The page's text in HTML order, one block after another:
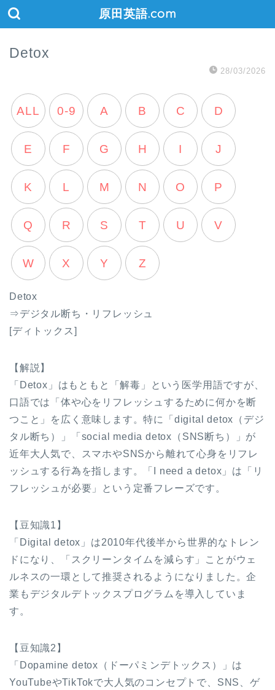
原田英語.com
Detox
28/03/2026
ALL 0-9 A B C D
E F G H I J
K L M N O P
Q R S T U V
W X Y Z
Detox
⇒デジタル断ち・リフレッシュ
[ディトックス]
【解説】
「Detox」はもともと「解毒」という医学用語ですが、
口語では「体や心をリフレッシュするために何かを断
つこと」を広く意味します。特に「digital detox（デジ
タル断ち）」「social media detox（SNS断ち）」が
近年大人気で、スマホやSNSから離れて心身をリフレ
ッシュする行為を指します。「I need a detox」は「リ
フレッシュが必要」という定番フレーズです。
【豆知識1】
「Digital detox」は2010年代後半から世界的なトレン
ドになり、「スクリーンタイムを減らす」ことがウェ
ルネスの一環として推奨されるようになりました。企
業もデジタルデトックスプログラムを導入していま
す。
【豆知識2】
「Dopamine detox（ドーパミンデトックス）」は
YouTubeやTikTokで大人気のコンセプトで、SNS、ゲ